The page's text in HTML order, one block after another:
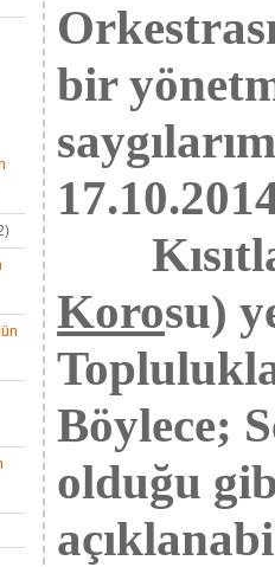
bir
Korosu)
Böylece;
olduğu